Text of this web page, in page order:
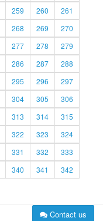
259 260
261
268 269
270
277 278
279
286 287
288
295 296
297
304 305
306
313 314
315
322 323
324
331 332
333
340 341
342
Contact us